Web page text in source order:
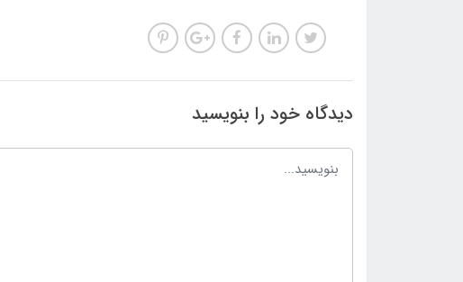
دیدگاه خود را بنویسید